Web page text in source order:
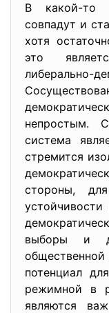
В какой-то
совпадут и
хотя
это
непростым.
система
стремится
стороны,
выборы и
потенциал
режимной в
являются